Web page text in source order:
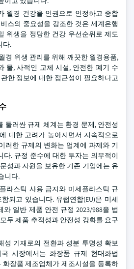
월경 건강을 인권으로 인정하고 종합
스의 중요성을 강조한 것은 세계은행
위생을 정당한 건강 우선순위로 제도
다.
경 위생 관리를 위해 깨끗한 월경용품,
물, 사적인 교체 시설, 안전한 폐기 수
한 정보에 대한 접근성이 필요하다고
둘러싼 규제 체계는 환경 문제, 안전성
대한 고려가 높아지면서 지속적으로
러한 규제의 변화는 업계에 과제와 기
다. 규정 준수에 대한 투자는 의무적이
성과 자원을 보유한 기존 기업에는 유
니다.
라스틱 사용 금지와 미세플라스틱 규
되고 있습니다. 유럽연합(EU)은 미세
와 일반 제품 안전 규정 2023/988을 법
두 제품 추적성과 안전성 강화를 요구
성 기재로의 전환과 성분 투명성 확보
시장에서는 화장품 규제 현대화법
화장품 제조업체가 제조시설을 등록하